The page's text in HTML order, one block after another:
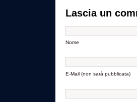
Lascia un
Nome
E-Mail (non sarà pubblicata)